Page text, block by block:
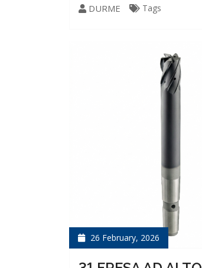
DURME Tags
26 February, 2026